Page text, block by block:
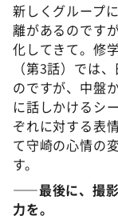
新しくグループ
離があるのです
化してきて。修
（第3話）では
のですが、中盤
に話しかけるシ
ぞれに対する表
て守崎の心情の
す。
――最後に、撮影
力を。